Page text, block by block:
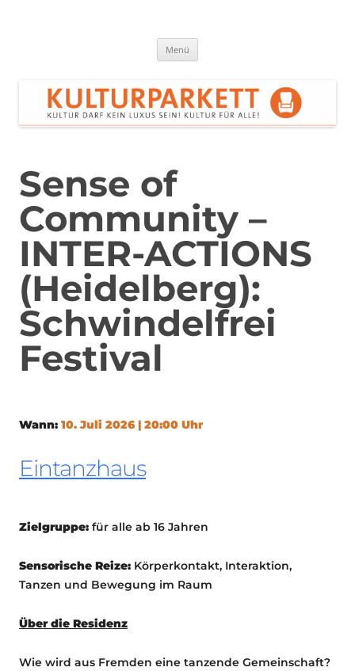
Menü
Sense of
Community –
INTER-ACTIONS
(Heidelberg):
Schwindelfrei
Festival
Wann: 10. Juli 2026 | 20:00 Uhr
Eintanzhaus
Zielgruppe: für alle ab 16 Jahren
Sensorische Reize: Körperkontakt, Interaktion,
Tanzen und Bewegung im Raum
Über die Residenz
Wie wird aus Fremden eine tanzende Gemeinschaft?